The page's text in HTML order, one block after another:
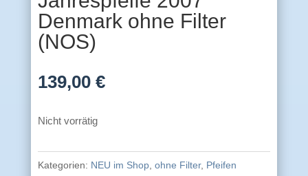
Denmark ohne Filter
(NOS)
139,00 €
Nicht vorrätig
Kategorien: NEU im Shop, ohne Filter, Pfeifen